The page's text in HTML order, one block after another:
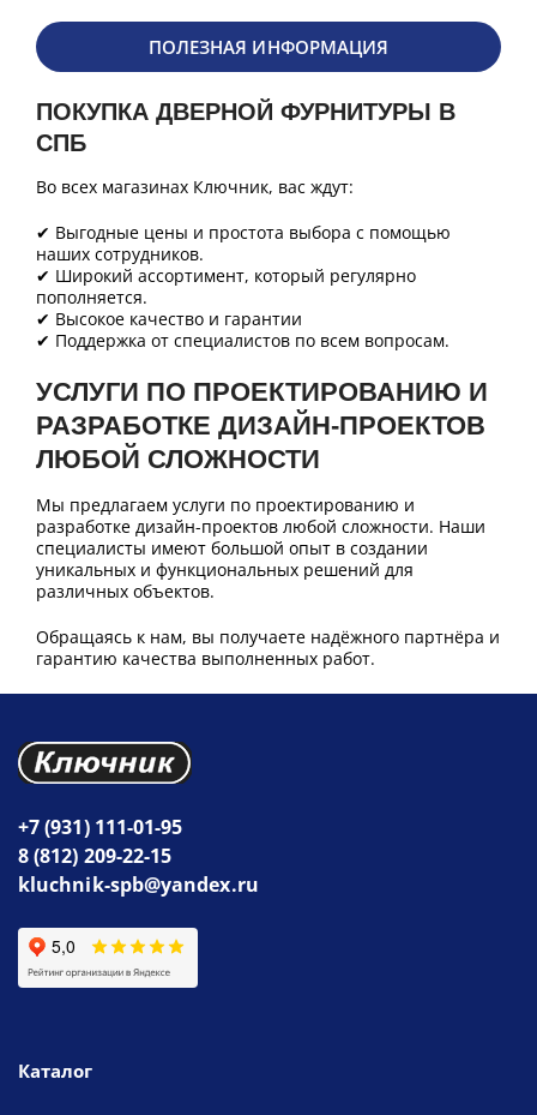
ПОЛЕЗНАЯ ИНФОРМАЦИЯ
ПОКУПКА ДВЕРНОЙ ФУРНИТУРЫ В
СПБ
Во всех магазинах Ключник, вас ждут:
✔ Выгодные цены и простота выбора с помощью
наших сотрудников.
✔ Широкий ассортимент, который регулярно
пополняется.
✔ Высокое качество и гарантии
✔ Поддержка от специалистов по всем вопросам.
УСЛУГИ ПО ПРОЕКТИРОВАНИЮ И
РАЗРАБОТКЕ ДИЗАЙН-ПРОЕКТОВ
ЛЮБОЙ СЛОЖНОСТИ
Мы предлагаем услуги по проектированию и
разработке дизайн-проектов любой сложности. Наши
специалисты имеют большой опыт в создании
уникальных и функциональных решений для
различных объектов.
Обращаясь к нам, вы получаете надёжного партнёра и
гарантию качества выполненных работ.
+7 (931) 111-01-95
8 (812) 209-22-15
kluchnik-spb@yandex.ru
Каталог